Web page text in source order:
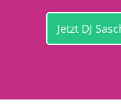
Jetzt DJ